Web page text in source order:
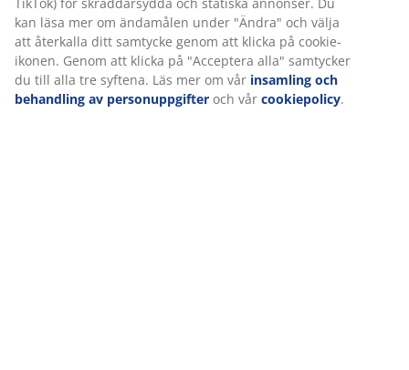
Leverans
TikTok) för skräddarsydda och statiska annonser. Du
kan läsa mer om ändamålen under "Ändra" och välja
att återkalla ditt samtycke genom att klicka på cookie-
ikonen. Genom att klicka på "Acceptera alla" samtycker
du till alla tre syftena. Läs mer om vår insamling och
behandling av personuppgifter och vår cookiepolicy.